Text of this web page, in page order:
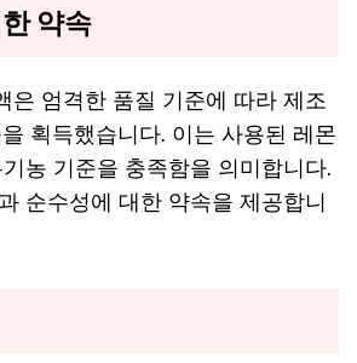
약속
은 엄격한 품질 기준에 따라 제조
획득했습니다. 이는 사용된 레몬
농 기준을 충족함을 의미합니다.
순수성에 대한 약속을 제공합니